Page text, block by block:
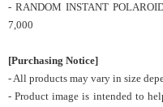
- RANDOM INSTANT
7,000
[Purchasing Notice]
- All products may vary in size
- Product image is intended to